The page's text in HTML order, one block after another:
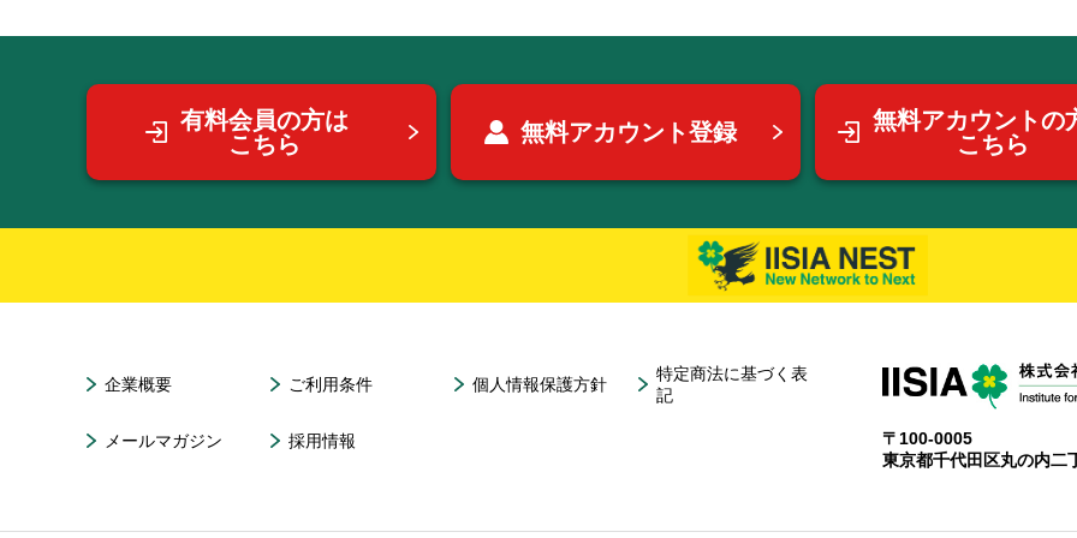
有料会員の方は
こちら
無料アカウント登録
無料アカウントの
こちら
企業概要 ご利用条件 個人情報保護方針
特定商法に基づく表
記
メールマガジン 採用情報
〒100-0005
東京都千代田区丸の内二